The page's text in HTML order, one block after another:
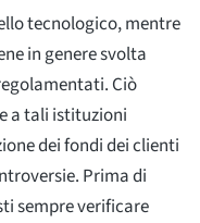
tecnologico, mentre
in genere svolta
Ciò
a tali istituzioni
dei fondi dei clienti
Prima di
sempre verificare